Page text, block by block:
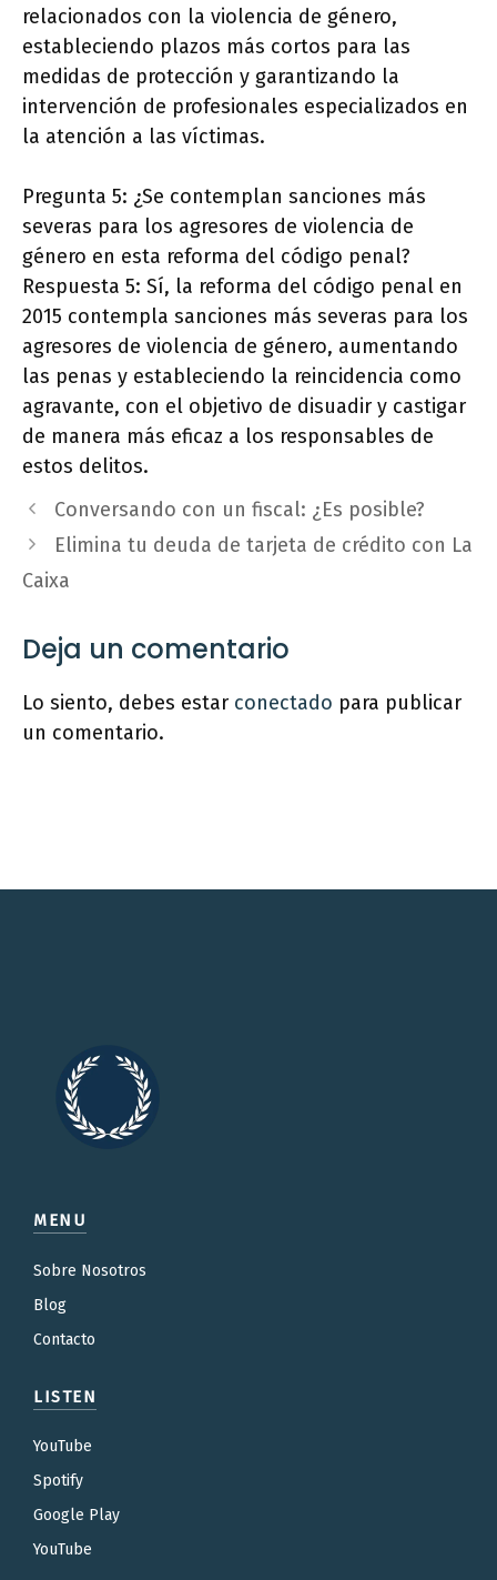
relacionados con la violencia de género,
estableciendo plazos más cortos para las
medidas de protección y garantizando la
intervención de profesionales especializados en
la atención a las víctimas.
Pregunta 5: ¿Se contemplan sanciones más
severas para los agresores de violencia de
género en esta reforma del código penal?
Respuesta 5: Sí, la reforma del código penal en
2015 contempla sanciones más severas para los
agresores de violencia de género, aumentando
las penas y estableciendo la reincidencia como
agravante, con el objetivo de disuadir y castigar
de manera más eficaz a los responsables de
estos delitos.
Conversando con un fiscal: ¿Es posible?
Elimina tu deuda de tarjeta de crédito con La
Caixa
Deja un comentario
Lo siento, debes estar conectado para publicar
un comentario.
MENU
Sobre Nosotros
Blog
Contacto
LISTEN
YouTube
Spotify
Google Play
YouTube